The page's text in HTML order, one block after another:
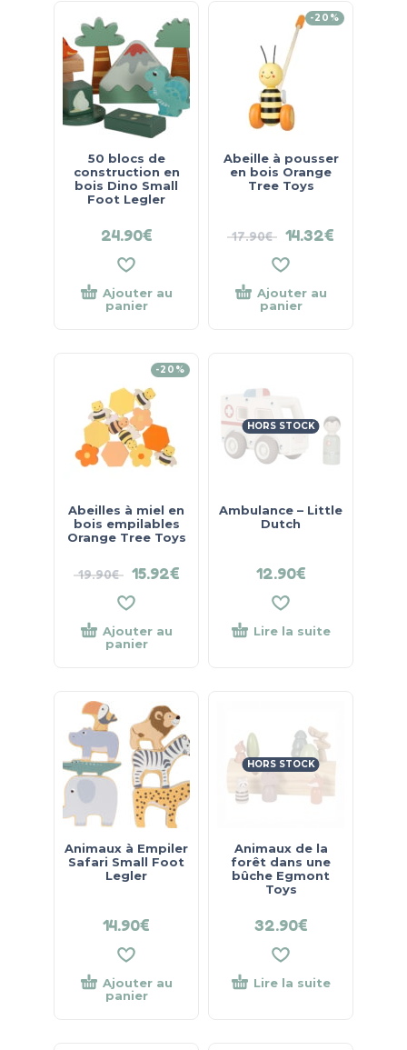
50 blocs de
construction en
bois Dino Small
Foot Legler
24.90€
Ajouter au
panier
-20%
Abeille à pousser
en bois Orange
Tree Toys
17.90€ 14.32€
Ajouter au
panier
-20%
Abeilles à miel en
bois empilables
Orange Tree Toys
19.90€ 15.92€
Ajouter au
panier
HORS STOCK
Ambulance – Little
Dutch
12.90€
Lire la suite
Animaux à Empiler
Safari Small Foot
Legler
14.90€
Ajouter au
panier
HORS STOCK
Animaux de la
forêt dans une
bûche Egmont
Toys
32.90€
Lire la suite